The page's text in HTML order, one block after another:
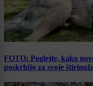
FOTO: Poglejte, kako
poskrbijo za svoje